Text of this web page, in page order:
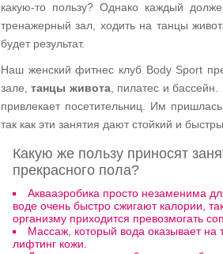
какую-то пользу? Однако каждый
тренажерный зал, ходить на танцы
будет результат.
Наш женский фитнес клуб Body Sport
зале,танцы живота, пилатес и
привлекает посетительниц. Им
так как эти занятия дают стойкий и
Какую же пользу приносят
прекрасного пола?
Аквааэробика просто незаменима
воде очень быстро сжигают калории,
организму приходится превозмогать
Массаж, который вода оказывает
лифтинг кожи.